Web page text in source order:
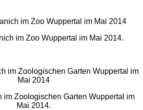
im Zoo Wuppertal im Mai 2014.
im Zoologischen Garten Wuppertal im
Mai 2014.